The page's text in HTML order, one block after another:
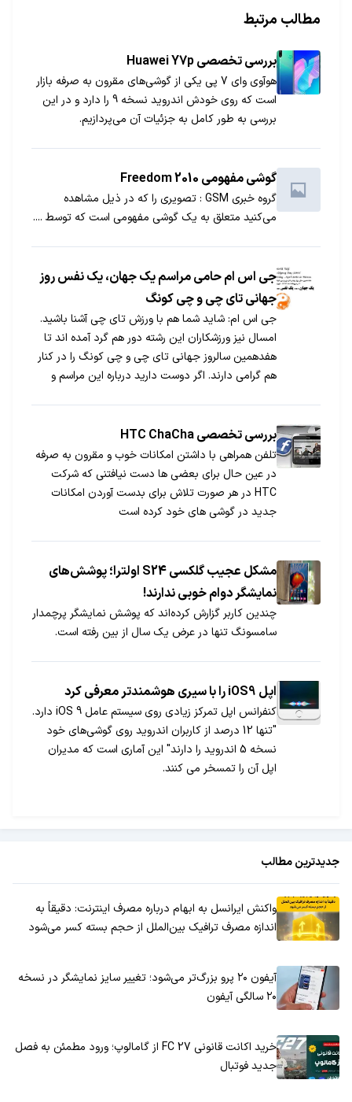
مطالب مرتبط
بررسی تخصصی Huawei Y7p
هوآوی وای 7 پی یکی از گوشی‌های مقرون به صرفه بازار
است که روی خودش اندروید نسخه 9 را دارد و در این
بررسی به طور کامل به جزئیات آن می‌پردازیم.
گوشی مفهومی Freedom 2010
گروه خبری GSM : تصویری را که در ذیل مشاهده
می‌کنید متعلق به یک گوشی مفهومی است که توسط ....
جی اس ام حامی مراسم یک جهان، یک نفس روز
جهانی تای چی و چی کونگ
جی اس ام: شاید شما هم با ورزش تای چی آشنا باشید.
امسال نیز ورزشکاران این رشته دور هم گرد آمده اند تا
هفدهمین سالروز جهانی تای چی و چی کونگ را در کنار
هم گرامی دارند. اگر دوست دارید درباره این مراسم و
بررسی تخصصی HTC ChaCha
تلفن همراهی با داشتن امکانات خوب و مقرون به صرفه
در عین حال برای بعضی ها دست نیافتنی که شرکت
HTC در هر صورت تلاش برای بدست آوردن امکانات
جدید در گوشی های خود کرده است
مشکل عجیب گلکسی S24 اولترا؛ پوشش‌های
نمایشگر دوام خوبی ندارند!
چندین کاربر گزارش کرده‌اند که پوشش نمایشگر پرچمدار
سامسونگ تنها در عرض یک سال از بین رفته است.
اپل iOS9 را با سیری هوشمندتر معرفی کرد
کنفرانس اپل تمرکز زیادی روی سیستم عامل iOS 9 دارد.
"تنها 12 درصد از کاربران اندروید روی گوشی‌های خود
نسخه 5 اندروید را دارند" این آماری است که مدیران
اپل آن را تمسخر می کنند.
جدیدترین مطالب
واکنش ایرانسل به ابهام درباره مصرف اینترنت: دقیقاً به
اندازه مصرف ترافیک بین‌الملل از حجم بسته کسر می‌شود
آیفون ۲۰ پرو بزرگ‌تر می‌شود؛ تغییر سایز نمایشگر در نسخه
۲۰ سالگی آیفون
خرید اکانت قانونی FC 27 از گامالوپ؛ ورود مطمئن به فصل
جدید فوتبال